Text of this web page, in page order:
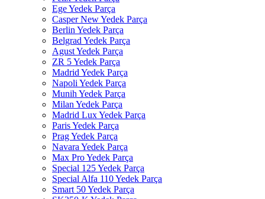
Ege Yedek Parça
Casper New Yedek Parça
Berlin Yedek Parça
Belgrad Yedek Parça
Agust Yedek Parça
ZR 5 Yedek Parça
Madrid Yedek Parça
Napoli Yedek Parça
Munih Yedek Parça
Milan Yedek Parça
Madrid Lux Yedek Parça
Paris Yedek Parça
Prag Yedek Parça
Navara Yedek Parça
Max Pro Yedek Parça
Special 125 Yedek Parça
Special Alfa 110 Yedek Parça
Smart 50 Yedek Parça